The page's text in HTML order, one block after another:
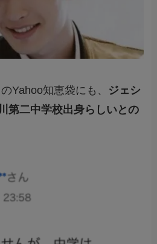
Yahoo知恵袋にも、 ジェシ
第二中学校出身らしいとの